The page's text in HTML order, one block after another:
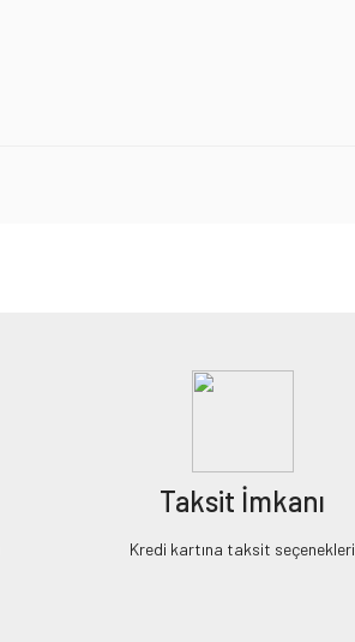
Taksit İmkanı
Kredi kartına taksit seçenekleri